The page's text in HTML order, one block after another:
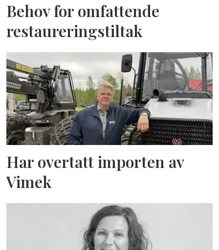
Behov for omfattende
restaureringstiltak
Har overtatt importen av
Vimek